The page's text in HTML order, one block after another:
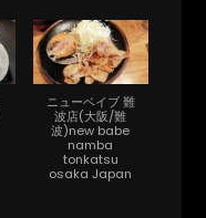
ニューベイブ 難
波店(大阪/難
波)new babe
namba
tonkatsu
osaka Japan